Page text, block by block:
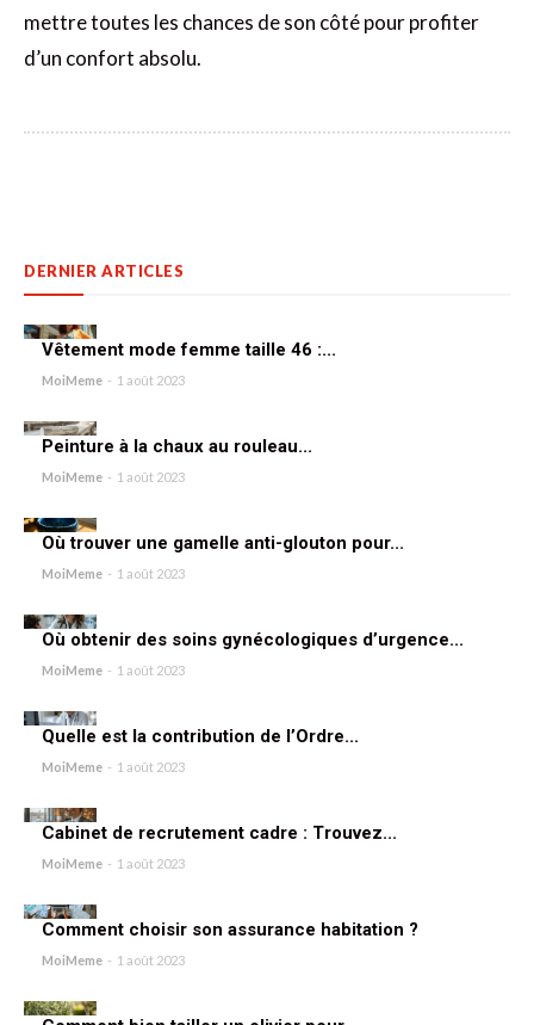
mettre toutes les chances de son côté pour profiter
d’un confort absolu.
DERNIER ARTICLES
Vêtement mode femme taille 46 :...
MoiMeme - 1 août 2023
Peinture à la chaux au rouleau...
MoiMeme - 1 août 2023
Où trouver une gamelle anti-glouton pour...
MoiMeme - 1 août 2023
Où obtenir des soins gynécologiques d’urgence...
MoiMeme - 1 août 2023
Quelle est la contribution de l’Ordre...
MoiMeme - 1 août 2023
Cabinet de recrutement cadre : Trouvez...
MoiMeme - 1 août 2023
Comment choisir son assurance habitation ?
MoiMeme - 1 août 2023